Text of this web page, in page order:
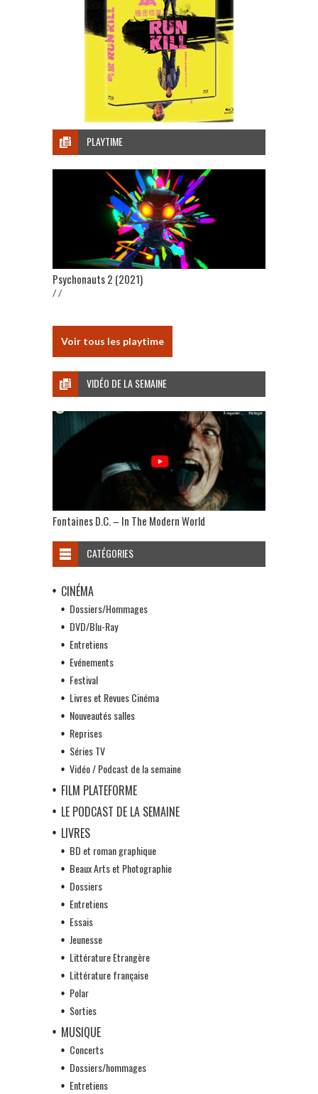
PLAYTIME
Psychonauts 2 (2021)
/ /
Voir tous les playtime
VIDÉO DE LA SEMAINE
Fontaines D.C. – In The Modern World
CATÉGORIES
CINÉMA
Dossiers/Hommages
DVD/Blu-Ray
Entretiens
Evénements
Festival
Livres et Revues Cinéma
Nouveautés salles
Reprises
Séries TV
Vidéo / Podcast de la semaine
FILM PLATEFORME
LE PODCAST DE LA SEMAINE
LIVRES
BD et roman graphique
Beaux Arts et Photographie
Dossiers
Entretiens
Essais
Jeunesse
Littérature Etrangère
Littérature française
Polar
Sorties
MUSIQUE
Concerts
Dossiers/hommages
Entretiens